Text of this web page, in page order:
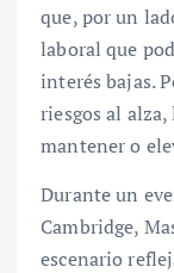
que, por un
laboral que
interés bajas.
riesgos al
mantener o
Durante un
Cambridge,
escenario